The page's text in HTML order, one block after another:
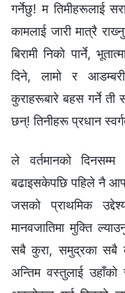
गर्नेछु! म तिमीहरूलाई
कामलाई जारी मात्रै
बिरामी निको पार्ने,
दिने, लामो र
कुराहरूबारे बहस गर्ने ती
छन्! तिनीहरू प्रधान
ले वर्तमानको
बढाइसकेपछि पहिले नै
जसको प्राथमिक
मानवजातिमा मुक्ति
सबै कुरा, समुद्रका सबै
अन्तिम वस्तुलाई उहाँको